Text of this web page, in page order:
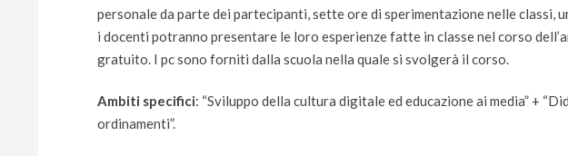
personale da parte dei partecipanti, sette ore di sperimentazione nelle classi,
i docenti potranno presentare le loro esperienze fatte in classe nel corso
gratuito. I pc sono forniti dalla scuola nella quale si svolgerà il corso.
Ambiti specifici: “Sviluppo della cultura digitale ed educazione ai media” +
ordinamenti”.